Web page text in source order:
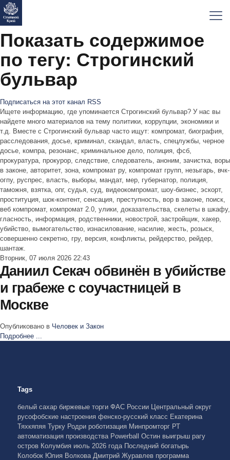
Показать содержимое
по тегу: Строгинский
бульвар
Подписаться на этот канал RSS
Ищете информацию, где упоминается Строгинский бульвар? У нас вы
найдете много материалов на тему политики, коррупции, экономики и
т.д. Вместе с Строгинский бульвар часто ищут: компромат, биография,
расследования, досье, криминал, скандал, власть, спецлужбы, черное
досье, компра, резонанс, криминальное дело, полиция, фсб,
прокуратура, прокурор, следствие, следователь, аноним, зачистка, воры
в законе, авторитет, зона, компромат ру, компромат групп, незыгарь, вчк-
огпу, руспрес, власть, выборы, мандат, мер, губернатор, полиция,
таможня, взятка, опг, судья, суд, видеокомпромат, шоу-бизнес, эскорт,
проституция, шок-контент, сенсация, преступность, вор в законе, поиск,
веб компромат, компромат 2.0, улики, доказательства, скелеты в шкафу,
гласность, информация, родственники, новострой, застройщик, хакер,
убийство, вымогательство, изнасилование, насилие, жесть, розыск,
совершенно секретно, гру, версия, конфликты, рейдерство, рейдер,
шантаж.
Вторник, 07 июля 2026 22:43
Даниил Секач обвинён в убийстве
и грабеже с соучастницей в
Москве
Опубликовано в Человек и Закон
Подробнее ...
Tags
белый сахар биржевые торги ФАС России Центральный округ
русофобские настроения фенско-русский класс Екатерина
Тяхкяпяя Турку Родри роботизация Минпромторг РТ
автоматизация производства Powerball Остин выигрыш рагу
остров Колумбия июль 2026 года Последний богатырь
Колобок Юлия Волкова Дмитрий Журавлев программа